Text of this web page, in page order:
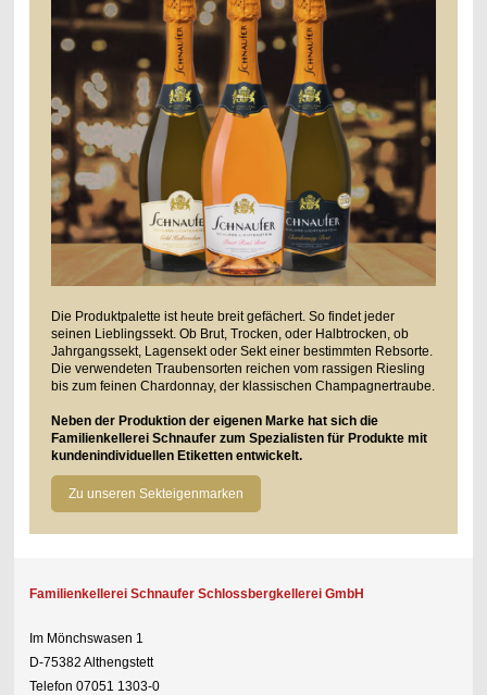
Die Produktpalette ist heute breit gefächert. So findet jeder
seinen Lieblingssekt. Ob Brut, Trocken, oder Halbtrocken, ob
Jahrgangssekt, Lagensekt oder Sekt einer bestimmten Rebsorte.
Die verwendeten Traubensorten reichen vom rassigen Riesling
bis zum feinen Chardonnay, der klassischen Champagnertraube.
Neben der Produktion der eigenen Marke hat sich die
Familienkellerei Schnaufer zum Spezialisten für Produkte mit
kundenindividuellen Etiketten entwickelt.
Zu unseren Sekteigenmarken
Familienkellerei Schnaufer Schlossbergkellerei GmbH
Im Mönchswasen 1
D-75382 Althengstett
Telefon 07051 1303-0